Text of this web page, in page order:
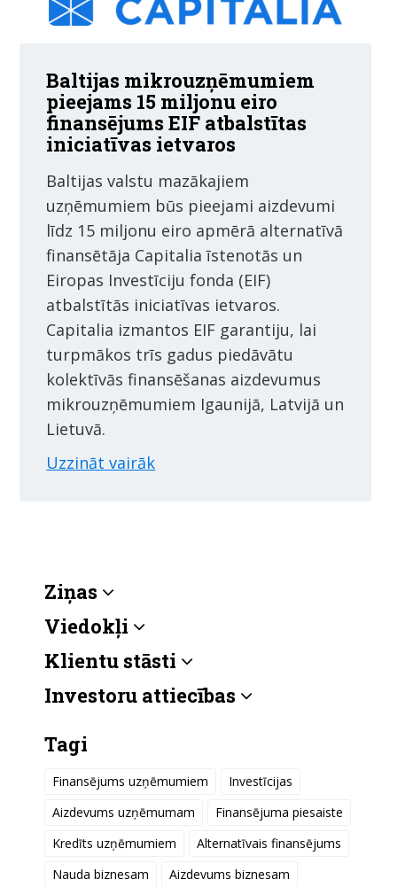
Baltijas mikrouzņēmumiem
pieejams 15 miljonu eiro
finansējums EIF atbalstītas
iniciatīvas ietvaros
Baltijas valstu mazākajiem
uzņēmumiem būs pieejami aizdevumi
līdz 15 miljonu eiro apmērā alternatīvā
finansētāja Capitalia īstenotās un
Eiropas Investīciju fonda (EIF)
atbalstītās iniciatīvas ietvaros.
Capitalia izmantos EIF garantiju, lai
turpmākos trīs gadus piedāvātu
kolektīvās finansēšanas aizdevumus
mikrouzņēmumiem Igaunijā, Latvijā un
Lietuvā.
Uzzināt vairāk
Ziņas
Viedokļi
Klientu stāsti
Investoru attiecības
Tagi
Finansējums uzņēmumiem
Investīcijas
Aizdevums uzņēmumam
Finansējuma piesaiste
Kredīts uzņēmumiem
Alternatīvais finansējums
Nauda biznesam
Aizdevums biznesam